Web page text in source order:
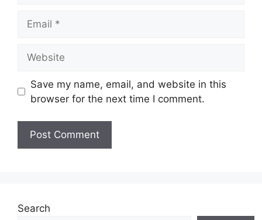
Save my name, email, and website in this
browser for the next time I comment.
Search